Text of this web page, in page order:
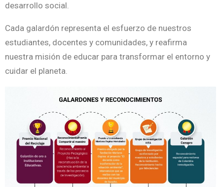
desarrollo social.
Cada galardón representa el esfuerzo de nuestros
estudiantes, docentes y comunidades, y reafirma
nuestra misión de educar para transformar el entorno y
cuidar el planeta.